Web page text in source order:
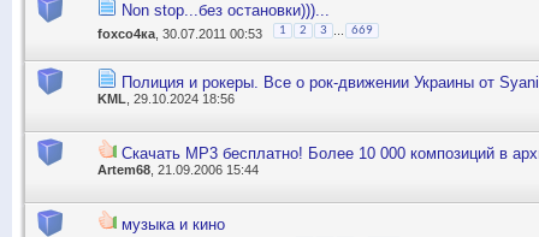
Non stop...без остановки)))...
foxсо4ка , 30.07.2011 00:53 1 2 3 669
Полиция и рокеры. Все о рок-движении Украины от
KML , 29.10.2024 18:56
Скачать MP3 бесплатно! Более 10 000 композиций в
Artem68 , 21.09.2006 15:44
музыка и кино